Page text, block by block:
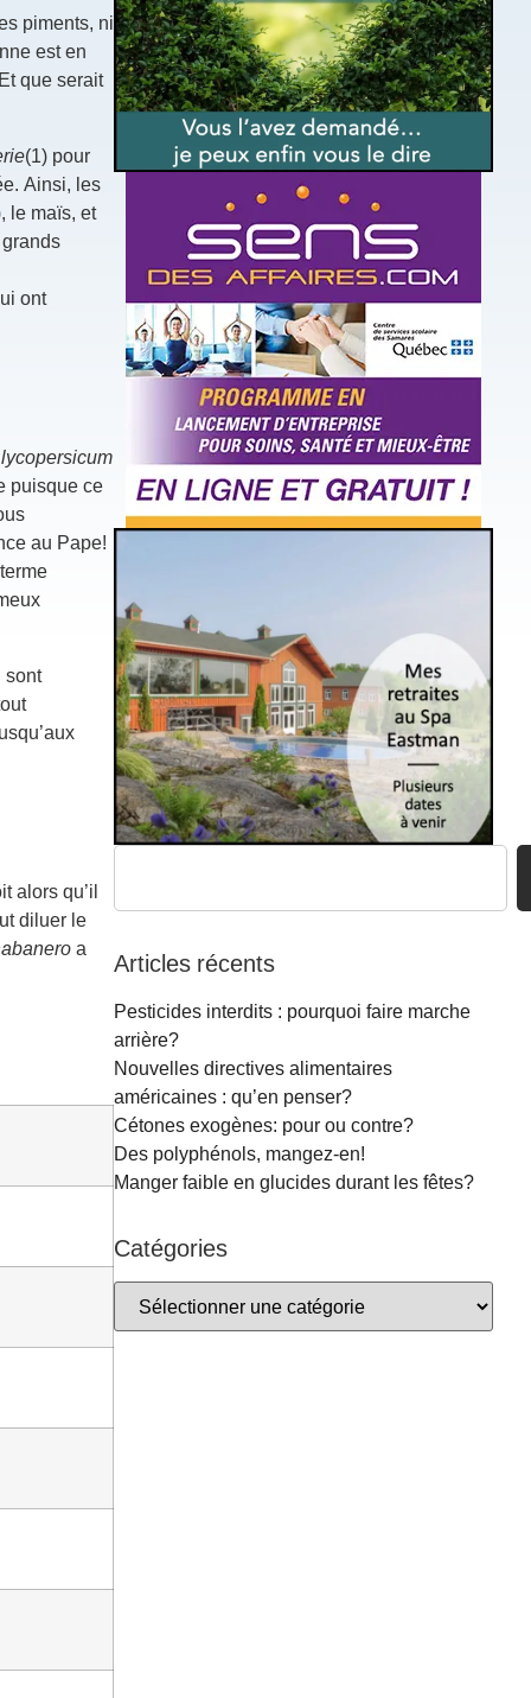
piments, ni
est en
que serait
(1) pour
Ainsi, les
le maïs, et
ont
puisque ce
au Pape!
sont
alors qu’il
diluer le
a
Articles récents
Pesticides interdits : pourquoi faire marche
arrière?
Nouvelles directives alimentaires
américaines : qu’en penser?
Cétones exogènes: pour ou contre?
Des polyphénols, mangez-en!
Manger faible en glucides durant les fêtes?
Catégories